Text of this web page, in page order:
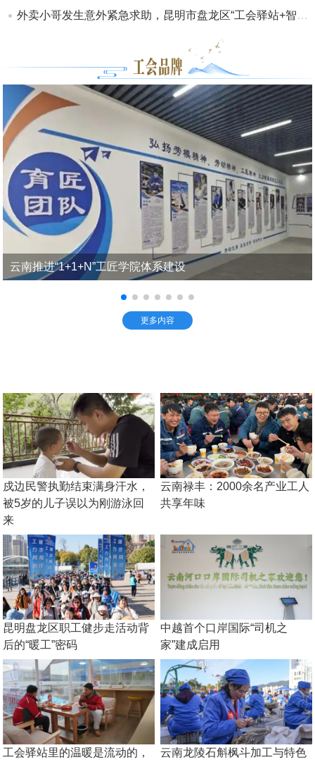
外卖小哥发生意外紧急求助，昆明市盘龙区“工会驿站+智慧维权”雪中送炭
云南推进“1+1+N”工匠学院体系建设
更多内容
戍边民警执勤结束满身汗水，
被5岁的儿子误以为刚游泳回
来
云南禄丰：2000余名产业工人
共享年味
昆明盘龙区职工健步走活动背
后的“暖工”密码
中越首个口岸国际“司机之
家”建成启用
工会驿站里的温暖是流动的， 云南龙陵石斛枫斗加工与特色